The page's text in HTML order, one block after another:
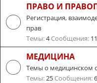
ПРАВО И
Регистрация,
прав
Темы:4Сообщения: 11
МЕДИЦИНА
Темы о медицинском
Темы:25 Сообщения: